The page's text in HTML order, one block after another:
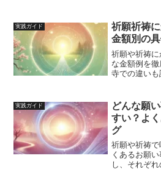
実践ガイド
祈願祈祷
金額別の
祈願や祈祷
な金額例を
寺での違いも
実践ガイド
どんな願
すい？よ
グ
祈願や祈祷で
くあるお願
し、それぞ